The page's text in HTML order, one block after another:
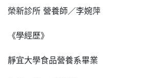
榮新診所 營養師／李婉萍
《學經歷》
靜宜大學食品營養系畢業